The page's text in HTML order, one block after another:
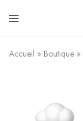
Accueil » Boutique »